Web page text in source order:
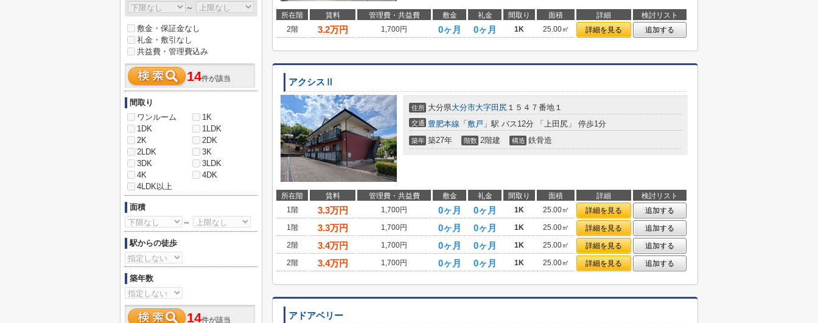
所在階 賃料 管理費・共益費 敷金 礼金 間取り 面積 詳細
検討リスト
2階
3.2万円 1,700円 0ヶ月 0ヶ月 1K 25.00㎡ 詳細を見る 追加する
アクシスⅡ
住所 大分県大分市大字田尻 １５４７番地１
交通 豊肥本線 「 敷戸 」駅 バス12分 「上田尻」 停歩1分
築年 築27年 階数 2階建 構造 鉄骨造
所在階 賃料 管理費・共益費 敷金 礼金 間取り 面積 詳細
検討リスト
1階
3.3万円 1,700円 0ヶ月 0ヶ月 1K 25.00㎡ 詳細を見る
追加する
1階
3.3万円 1,700円 0ヶ月 0ヶ月 1K 25.00㎡ 詳細を見る
追加する
2階
3.4万円 1,700円 0ヶ月 0ヶ月 1K 25.00㎡ 詳細を見る
追加する
2階
3.4万円 1,700円 0ヶ月 0ヶ月 1K 25.00㎡ 詳細を見る 追加する
アドアベリー
～
敷金・保証金なし
礼金・敷引なし
共益費・管理費込み
14件が該当
間取り
ワンルーム
1K
1DK
1LDK
2K
2DK
2LDK
3K
3DK
3LDK
4K
4DK
4LDK以上
面積
～
駅からの徒歩
築年数
14件が該当